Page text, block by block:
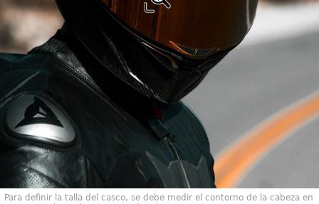
Para definir la talla del casco, se debe medir el contorno de la cabeza en